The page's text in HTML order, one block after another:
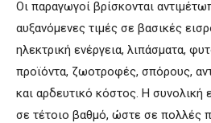
Οι παραγωγοί βρίσκονται
αυξανόμενες τιμές σε βασικές
ηλεκτρική ενέργεια, λιπάσματα,
προϊόντα, ζωοτροφές, σπόρους,
και αρδευτικό κόστος. Η συνολική
σε τέτοιο βαθμό, ώστε σε πολλές